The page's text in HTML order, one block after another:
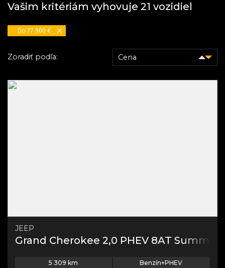
Vašim kritériám vyhovuje 21 vozidiel
Do 77 900 €
Zoradiť podľa:
Cena
JEEP
Grand Cherokee 2,0 PHEV 8AT Summit
5 309 km
Benzín+PHEV